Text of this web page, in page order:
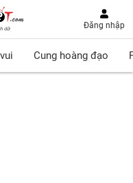
Đăng nhập
Cung hoàng đạo